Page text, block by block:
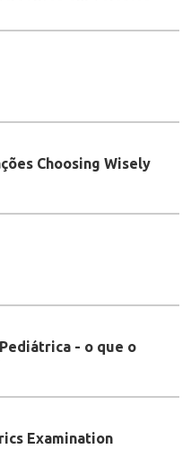
Choosing Wisely
- o que o
Examination